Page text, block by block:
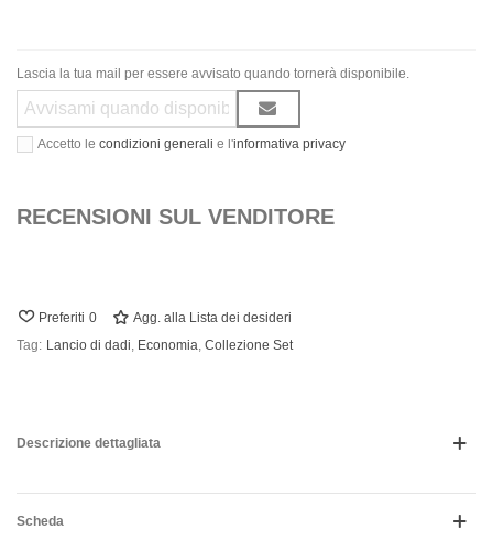
Lascia la tua mail per essere avvisato quando tornerà disponibile.
Accetto le condizioni generali e l'informativa privacy
RECENSIONI SUL VENDITORE
Preferiti 0
Agg. alla Lista dei desideri
Tag: Lancio di dadi, Economia, Collezione Set
Descrizione dettagliata
Scheda